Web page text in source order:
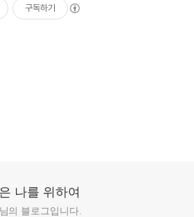
구독하기
나를 위하여
의 블로그입니다.